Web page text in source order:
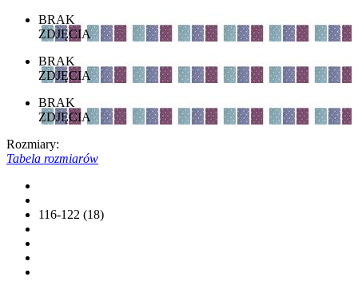
BRAK
ZDJĘCIA
BRAK
ZDJĘCIA
BRAK
ZDJĘCIA
Rozmiary:
Tabela rozmiarów
116-122 (18)